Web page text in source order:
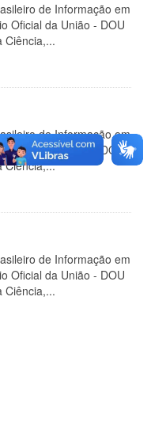
de Informação em
Oficial da União - DOU
Ciência,...
de Informação em
Oficial da União - DOU
Ciência,...
de Informação em
Oficial da União - DOU
Ciência,...